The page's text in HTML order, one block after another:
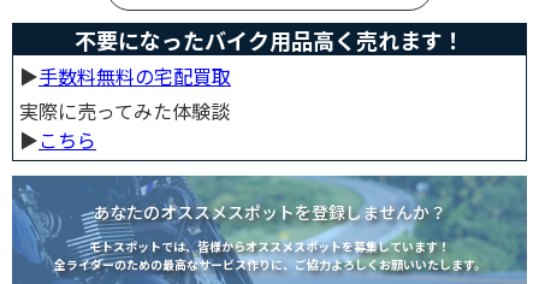
不要になったバイク用品高く売れます！
▶︎手数料無料の宅配買取
実際に売ってみた体験談
▶︎こちら
あなたのオススメスポットを登録しませんか？
モトスポットでは、皆様からオススメスポットを募集しています！
全ライダーのための最高なサービス作りに、ご協力よろしくお願いいたします。